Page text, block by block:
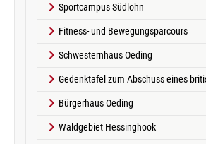
Sportcampus Südlohn
Fitness- und Bewegungsparcours
Schwesternhaus Oeding
Gedenktafel zum Abschuss eines
Bürgerhaus Oeding
Waldgebiet Hessinghook